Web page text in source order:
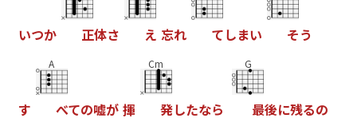
いつか 正体さ え 忘れ てしまい そう
す
A
べての嘘が 揮
Cm
発したなら
G
最後に残るの